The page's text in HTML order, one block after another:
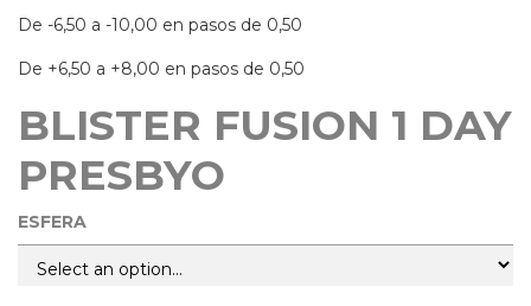
De -6,50 a -10,00 en pasos de 0,50
De +6,50 a +8,00 en pasos de 0,50
BLISTER FUSION 1 DAY
PRESBYO
ESFERA